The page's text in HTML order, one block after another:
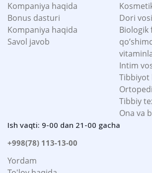
Kompaniya haqida
Bonus dasturi
Kompaniya haqida
Savol javob
Dori
Biologik
Intim
Tibbiyot
Tibbiy
Ona va
Ish vaqti: 9-00 dan 21-00 gacha
+998(78) 113-13-00
Yordam